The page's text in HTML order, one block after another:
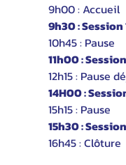
9h00 : Accueil
9h30 : Session
10h45 : Pause
11h00 :
12h15 : Pause
14H00 :
15h15 : Pause
15h30 :
16h45 : Clôture